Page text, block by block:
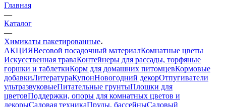
Главная
—
Каталог
—
Химикаты пакетированные
АКЦИЯВесовой посадочный материалКомнатные цветы
Искусственная траваКонтейнеры для рассады, торфяные
горшки и таблеткиКорм для домашних питомцевКормовые
добавкиЛитератураКупонНовогодний декорОтпугиватели
ультразвуковыеПитательные грунтыПлошки для
цветовПоддержки, опоры для комнатных цветов и
декорыСадовая техникаПруды, бассейныСадовый